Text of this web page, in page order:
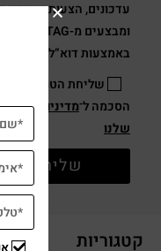
עדכונים, הצעות שיווקיות
ומבצעים מ-HUG&TAG
באמצעות דוא”ל ו/או SMS.
שליחת הטופס מהווה
הסכמה ל־מדיניות
שלנו
שליחה
קטגוריות